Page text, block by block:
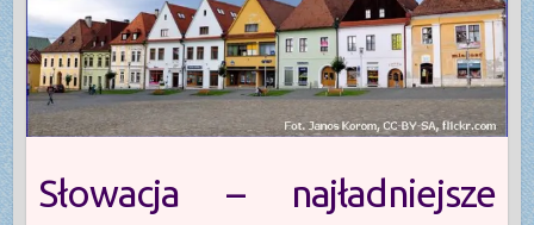
Słowacja – najładniejsze